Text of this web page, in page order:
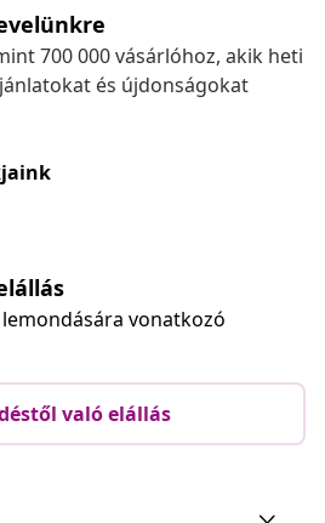
700 000 vásárlóhoz, akik heti
és újdonságokat
vonatkozó
való elállás